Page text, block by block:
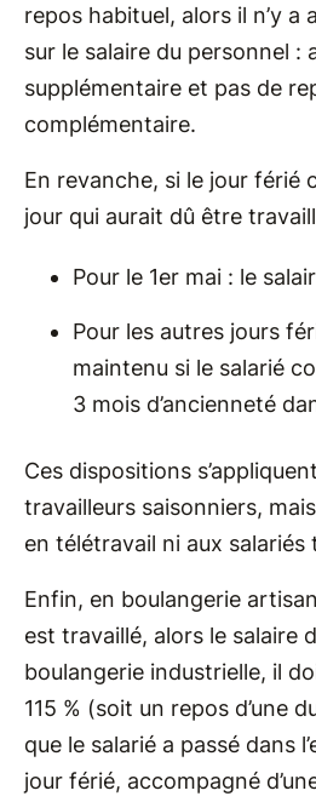
repos habituel, alors il n’y a
sur le salaire du personnel :
supplémentaire et pas de
complémentaire.
En revanche, si le jour férié
jour qui aurait dû être
Pour le 1er mai : le
Pour les autres jours
maintenu si le salarié
3 mois d’ancienneté
Ces dispositions
travailleurs saisonniers,
en télétravail ni aux salariés
Enfin, en boulangerie
est travaillé, alors le salaire
boulangerie industrielle, il
115 % (soit un repos d’une
que le salarié a passé dans
jour férié, accompagné